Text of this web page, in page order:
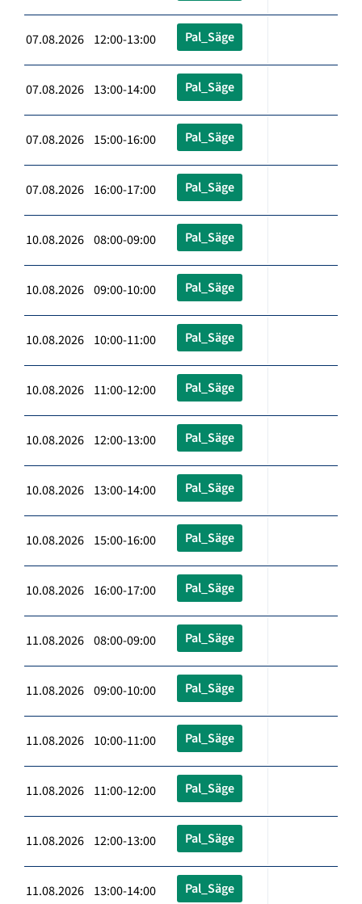
07.08.2026 12:00-13:00 Pal_Säge
07.08.2026 13:00-14:00 Pal_Säge
07.08.2026 15:00-16:00 Pal_Säge
07.08.2026 16:00-17:00 Pal_Säge
10.08.2026 08:00-09:00 Pal_Säge
10.08.2026 09:00-10:00 Pal_Säge
10.08.2026 10:00-11:00 Pal_Säge
10.08.2026 11:00-12:00 Pal_Säge
10.08.2026 12:00-13:00 Pal_Säge
10.08.2026 13:00-14:00 Pal_Säge
10.08.2026 15:00-16:00 Pal_Säge
10.08.2026 16:00-17:00 Pal_Säge
11.08.2026 08:00-09:00 Pal_Säge
11.08.2026 09:00-10:00 Pal_Säge
11.08.2026 10:00-11:00 Pal_Säge
11.08.2026 11:00-12:00 Pal_Säge
11.08.2026 12:00-13:00 Pal_Säge
11.08.2026 13:00-14:00 Pal_Säge